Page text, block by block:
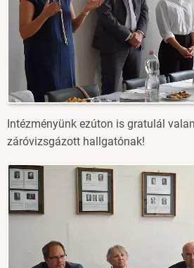
Intézményünk ezúton is gratulál
záróvizsgázott hallgatónak!
Image